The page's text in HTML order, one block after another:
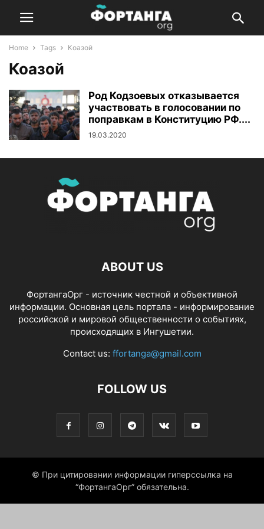
Home Tags Коазой
Коазой
Род Кодзоевых отказывается
участвовать в голосовании по
поправкам в Конституцию РФ....
19.03.2020
ABOUT US
ФортангаОрг - источник честной и объективной
информации. Основная цель портала - информирование
российской и мировой общественности о событиях,
происходящих в Ингушетии.
Contact us: ffortanga@gmail.com
FOLLOW US
© При цитировании информации гиперссылка на
“ФортангаОрг” обязательна.